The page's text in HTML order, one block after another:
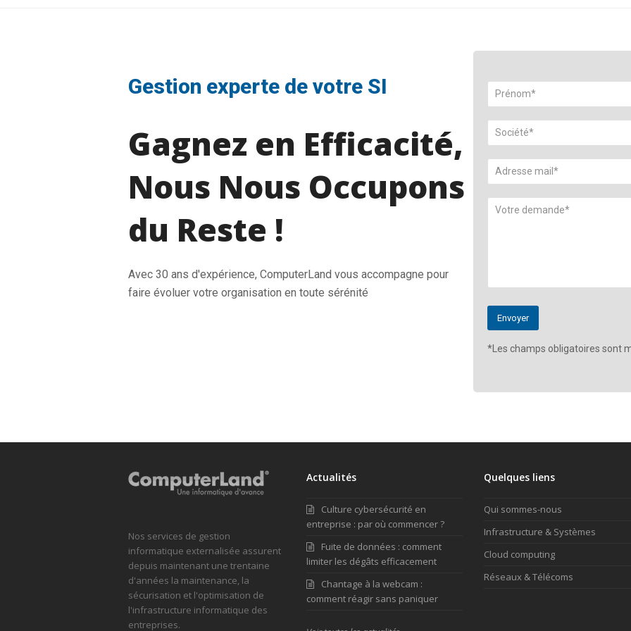
Gestion experte de votre SI
Gagnez en Efficacité,
Nous Nous Occupons
du Reste !
Avec 30 ans d'expérience, ComputerLand vous accompagne pour
faire évoluer votre organisation en toute sérénité
*Les champs obligatoires sont
Nos services de gestion
informatique externalisée assurent
depuis maintenant une trentaine
d'années la maintenance, la
sécurisation et l'optimisation de
l'infrastructure informatique des
entreprises.
Actualités
Culture cybersécurité en
entreprise : par où commencer ?
Fuite de données : comment
limiter les dégâts efficacement
Chantage à la webcam :
comment réagir sans paniquer
Quelques liens
Qui sommes-nous
Infrastructure & Systèmes
Cloud computing
Réseaux & Télécoms